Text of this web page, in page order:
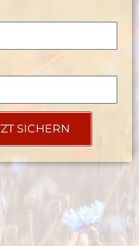
SICHERN